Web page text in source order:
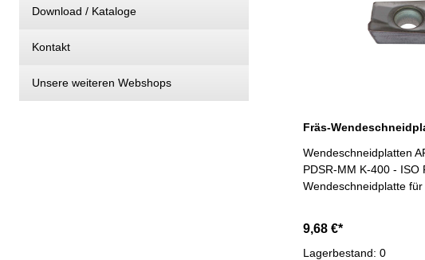
Download / Kataloge
Kontakt
Unsere weiteren Webshops
Wendeschneidplatten
PDSR-MM K-400 - ISO
Wendeschneidplatte für
9,68 €*
Lagerbestand: 0